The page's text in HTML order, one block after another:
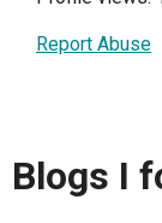
Report Abuse
Blogs I